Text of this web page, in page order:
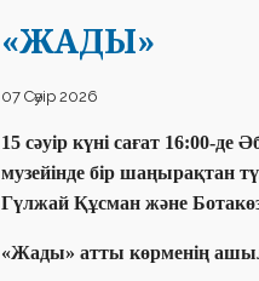
«ЖАДЫ»
07 Сәуір 2026
15 сәуір күні сағат 16:00-
музейінде бір шаңырақтан
Гүлжай Құсман және
«Жады» атты көрменің